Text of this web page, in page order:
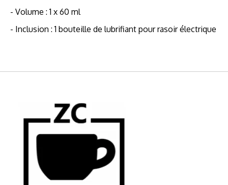
- Volume : 1 x 60 ml
- Inclusion : 1 bouteille de lubrifiant pour rasoir électrique